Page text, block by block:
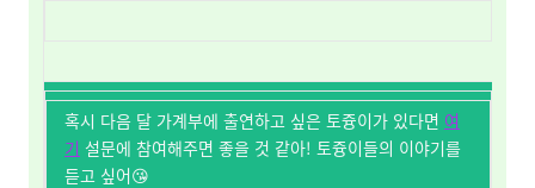
혹시 다음 달 가계부에 출연하고 싶은 토즁이가 있다면 여
기 설문에 참여해주면 좋을 것 같아! 토즁이들의 이야기를
듣고 싶어😘